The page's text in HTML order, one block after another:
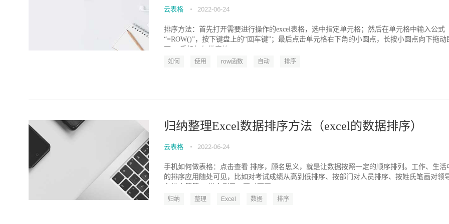
云表格 • 2022-06-24
排序方法：首先打开需要进行操作的excel表格，选中指定单元格；然后在单元格中输入公式
“=ROW()”，按下键盘上的“回车键”；最后点击单元格右下角的小圆点，长按小圆点向下拖动
如何 使用 row函数 自动 排序
归纳整理Excel数据排序方法（excel的数据排序）
云表格 • 2022-06-24
手机如何做表格：点击查看 排序，顾名思义，就是让数据按照一定的顺序排列。工作、生活
的排序应用随处可见，比如对考试成绩从高到低排序、按部门对人员排序、按姓氏笔画对领
归纳 整理 Excel 数据 排序